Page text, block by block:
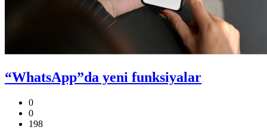
“WhatsApp”da yeni funksiyalar
0
0
198